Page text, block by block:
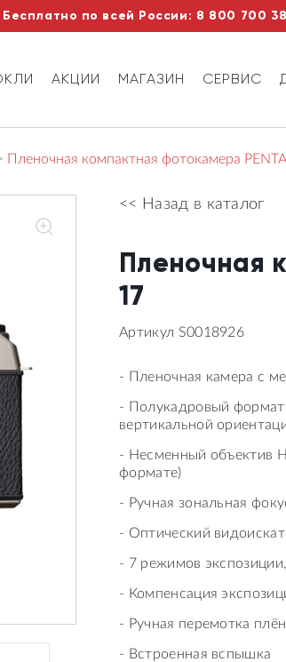
Бесплатно по всей России: 8 800 700
АКЦИИ МАГАЗИН СЕРВИС
Пленочная компактная фотокамера
<< Назад в каталог
Пленочная
17
Артикул S0018926
- Пленочная камера с
- Полукадровый
вертикальной
- Несменный объектив
формате)
- Ручная зональная
- Оптический
- 7 режимов
- Компенсация
- Ручная перемотка
- Встроенная вспышка